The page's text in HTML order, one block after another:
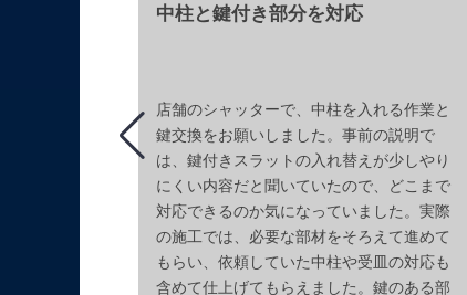
中柱と鍵付き部分を対応
店舗のシャッターで、中柱を入れる作業と
鍵交換をお願いしました。事前の説明で
は、鍵付きスラットの入れ替えが少しやり
にくい内容だと聞いていたので、どこまで
対応できるのか気になっていました。実際
の施工では、必要な部材をそろえて進めて
もらい、依頼していた中柱や受皿の対応も
含めて仕上げてもらえました。鍵のある部